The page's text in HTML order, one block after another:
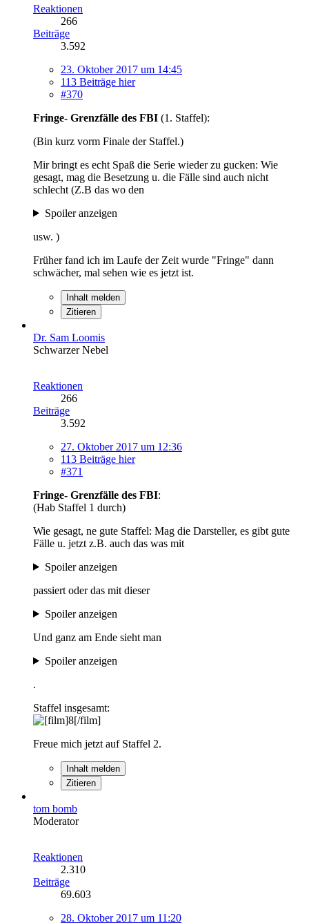
Reaktionen
266
Beiträge
3.592
23. Oktober 2017 um 14:45
113 Beiträge hier
#370
Fringe- Grenzfälle des FBI (1. Staffel):
(Bin kurz vorm Finale der Staffel.)
Mir bringt es echt Spaß die Serie wieder zu gucken: Wie
gesagt, mag die Besetzung u. die Fälle sind auch nicht
schlecht (Z.B das wo den
Spoiler anzeigen
usw. )
Früher fand ich im Laufe der Zeit wurde "Fringe" dann
schwächer, mal sehen wie es jetzt ist.
Inhalt melden
Zitieren
Dr. Sam Loomis
Schwarzer Nebel
Reaktionen
266
Beiträge
3.592
27. Oktober 2017 um 12:36
113 Beiträge hier
#371
Fringe- Grenzfälle des FBI:
(Hab Staffel 1 durch)
Wie gesagt, ne gute Staffel: Mag die Darsteller, es gibt gute
Fälle u. jetzt z.B. auch das was mit
Spoiler anzeigen
passiert oder das mit dieser
Spoiler anzeigen
Und ganz am Ende sieht man
Spoiler anzeigen
.
Staffel insgesamt:
Freue mich jetzt auf Staffel 2.
Inhalt melden
Zitieren
tom bomb
Moderator
Reaktionen
2.310
Beiträge
69.603
28. Oktober 2017 um 11:20